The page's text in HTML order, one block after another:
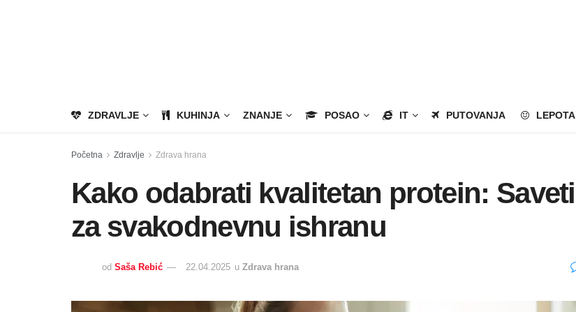
ZDRAVLJE KUHINJA ZNANJE POSAO IT PUTOVANJA LEPOTA
Početna Zdravlje Zdrava hrana
Kako odabrati kvalitetan protein: Saveti
za svakodnevnu ishranu
od Saša Rebić 22.04.2025 u Zdrava hrana